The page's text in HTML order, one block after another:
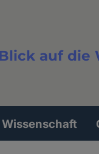
auf die
Wissenschaft